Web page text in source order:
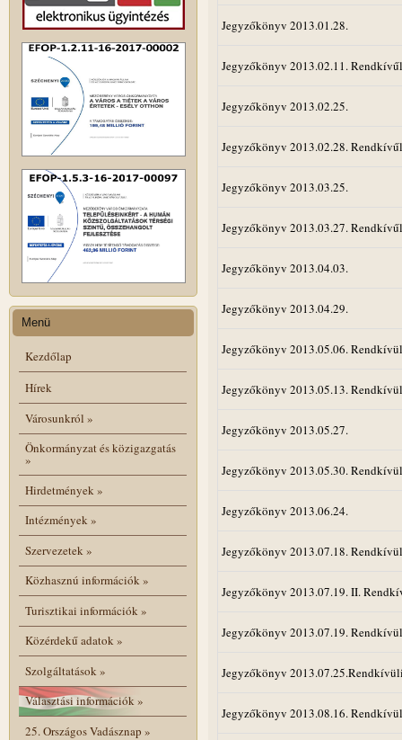
Menü
Kezdőlap
Hírek
Városunkról »
Önkormányzat és közigazgatás
»
Hirdetmények»
Intézmények»
Szervezetek»
Közhasznú információk»
Turisztikai információk»
Közérdekű adatok»
Szolgáltatások»
Választási információk»
25. Országos Vadásznap »
Jegyzőkönyv 2013.01.28.
Jegyzőkönyv 2013.02.11.
Jegyzőkönyv 2013.02.25.
Jegyzőkönyv 2013.02.28.
Jegyzőkönyv 2013.03.25.
Jegyzőkönyv 2013.03.27.
Jegyzőkönyv 2013.04.03.
Jegyzőkönyv 2013.04.29.
Jegyzőkönyv 2013.05.06.
Jegyzőkönyv 2013.05.13.
Jegyzőkönyv 2013.05.27.
Jegyzőkönyv 2013.05.30.
Jegyzőkönyv 2013.06.24.
Jegyzőkönyv 2013.07.18.
Jegyzőkönyv 2013.07.19. II.
Jegyzőkönyv 2013.07.19.
Jegyzőkönyv
Jegyzőkönyv 2013.08.16.